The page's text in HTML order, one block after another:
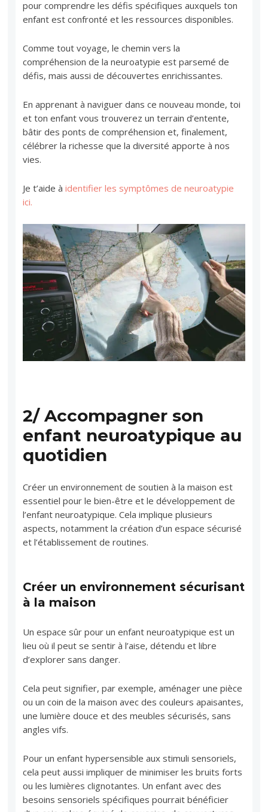
pour comprendre les défis spécifiques auxquels ton
enfant est confronté et les ressources disponibles.
Comme tout voyage, le chemin vers la
compréhension de la neuroatypie est parsemé de
défis, mais aussi de découvertes enrichissantes.
En apprenant à naviguer dans ce nouveau monde, toi
et ton enfant vous trouverez un terrain d’entente,
bâtir des ponts de compréhension et, finalement,
célébrer la richesse que la diversité apporte à nos
vies.
Je t’aide àidentifier les symptômes de neuroatypie
ici.
2/ Accompagner son
enfant neuroatypique au
quotidien
Créer un environnement de soutien à la maison est
essentiel pour le bien-être et le développement de
l’enfant neuroatypique. Cela implique plusieurs
aspects, notamment la création d’un espace sécurisé
et l’établissement de routines.
Créer un environnement sécurisant
à la maison
Un espace sûr pour un enfant neuroatypique est un
lieu où il peut se sentir à l’aise, détendu et libre
d’explorer sans danger.
Cela peut signifier, par exemple, aménager une pièce
ou un coin de la maison avec des couleurs apaisantes,
une lumière douce et des meubles sécurisés, sans
angles vifs.
Pour un enfant hypersensible aux stimuli sensoriels,
cela peut aussi impliquer de minimiser les bruits forts
ou les lumières clignotantes. Un enfant avec des
besoins sensoriels spécifiques pourrait bénéficier